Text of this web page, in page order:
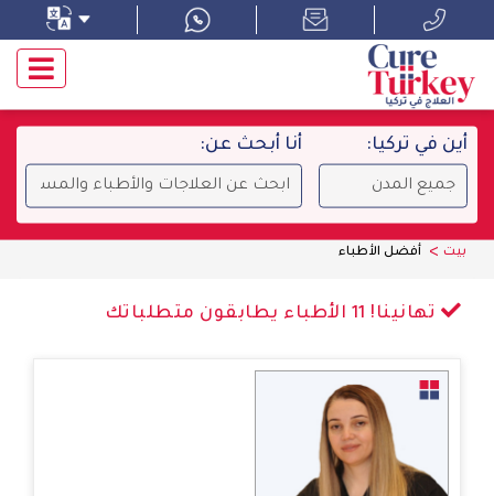
أين في تركيا: أنا أبحث عن:
بيت أفضل الأطباء
تهانينا! 11 الأطباء يطابقون متطلباتك